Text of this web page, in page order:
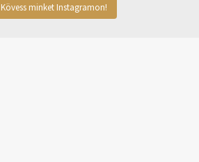
Kövess minket Instagramon!